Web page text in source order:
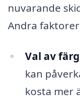
nuvarande
Andra
Val av
kan
kosta mer